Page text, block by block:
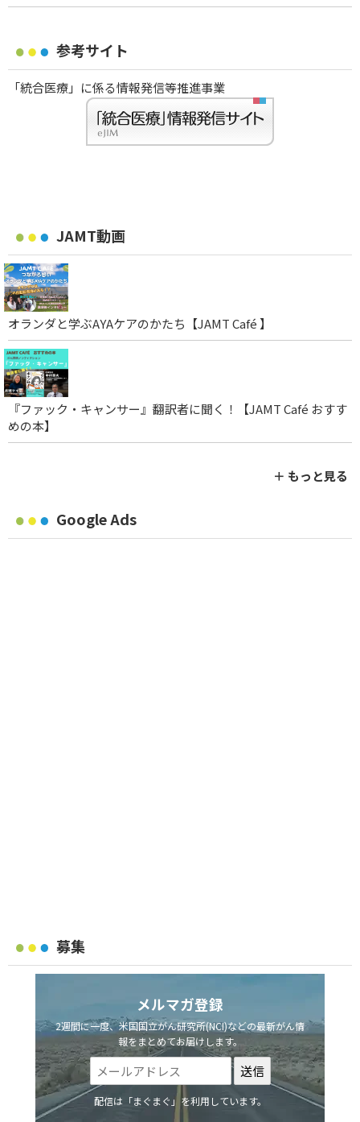
参考サイト
「統合医療」に係る情報発信等推進事業
JAMT動画
オランダと学ぶAYAケアのかたち【JAMT Café 】
『ファック・キャンサー』翻訳者に聞く！【JAMT Café おすす
めの本】
＋ もっと見る
Google Ads
募集
メルマガ登録
2週間に一度、米国国立がん研究所(NCI)などの最新がん情
報をまとめてお届けします。
配信は「まぐまぐ」を利用しています。